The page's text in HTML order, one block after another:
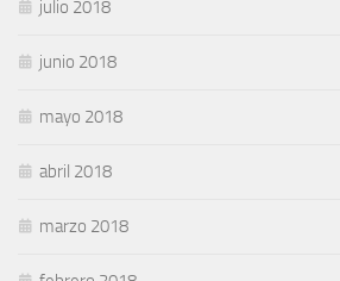
julio 2018
junio 2018
mayo 2018
abril 2018
marzo 2018